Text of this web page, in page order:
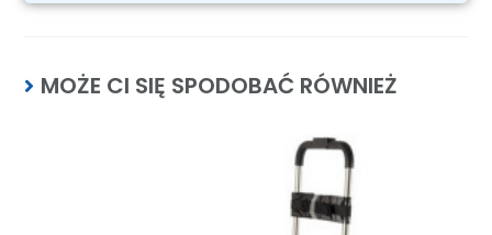
MOŻE CI SIĘ SPODOBAĆ RÓWNIEŻ